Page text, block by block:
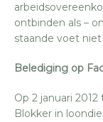
ontbinden als –
staande voet
Belediging op
Op 2 januari
Blokker in